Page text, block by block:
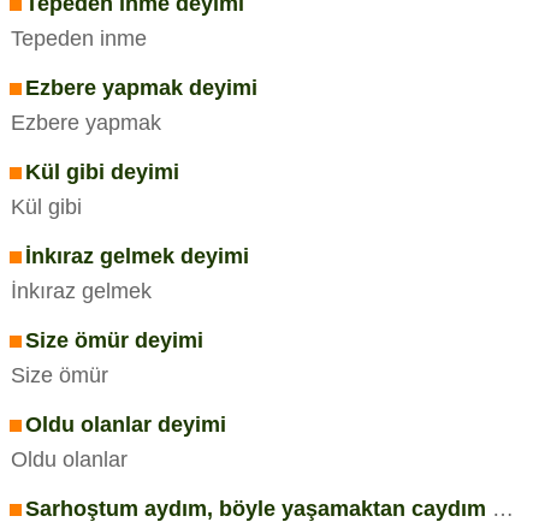
Tepeden inme
Ezbere yapmak deyimi
Ezbere yapmak
Kül gibi deyimi
Kül gibi
İnkıraz gelmek deyimi
İnkıraz gelmek
Size ömür deyimi
Size ömür
Oldu olanlar deyimi
Oldu olanlar
Sarhoştum aydım, böyle yaşamaktan caydım deyimi